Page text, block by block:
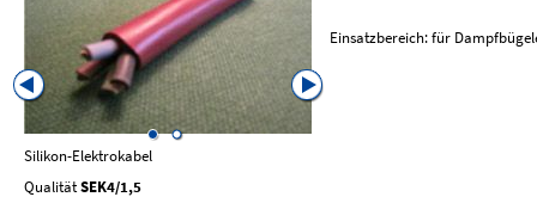
Einsatzbereich: für
Silikon-Elektrokabel
QualitätSEK4/1,5